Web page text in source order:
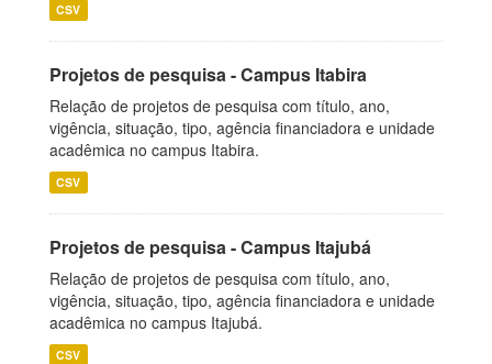
CSV
Projetos de pesquisa - Campus Itabira
Relação de projetos de pesquisa com título, ano,
vigência, situação, tipo, agência financiadora e unidade
acadêmica no campus Itabira.
CSV
Projetos de pesquisa - Campus Itajubá
Relação de projetos de pesquisa com título, ano,
vigência, situação, tipo, agência financiadora e unidade
acadêmica no campus Itajubá.
CSV